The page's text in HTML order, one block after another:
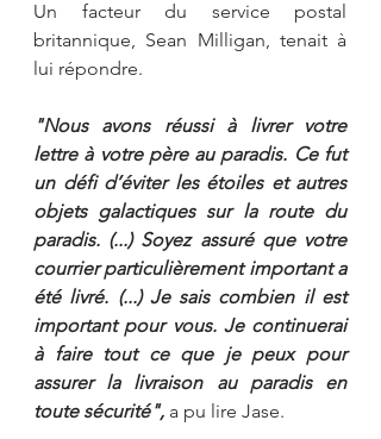
Un facteur du service postal
britannique, Sean Milligan, tenait à
lui répondre.
"Nous avons réussi à livrer votre
lettre à votre père au paradis. Ce fut
un défi d’éviter les étoiles et autres
objets galactiques sur la route du
paradis. (...) Soyez assuré que votre
courrier particulièrement important a
été livré. (...) Je sais combien il est
important pour vous. Je continuerai
à faire tout ce que je peux pour
assurer la livraison au paradis en
toute sécurité", a pu lire Jase.